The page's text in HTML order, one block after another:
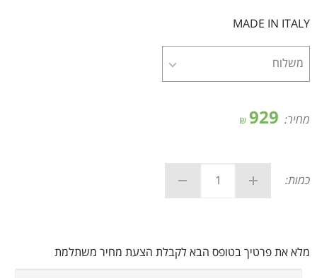
MADE IN ITALY
מחיר: 929
₪
כמות:
מלא את פרטיך בטופס הבא לקבלת הצעת מחיר משתלמת